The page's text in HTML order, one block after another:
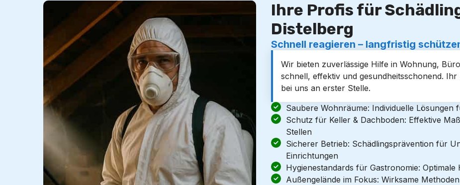
Ihre Profis für
Distelberg
Schnell reagieren – langfristig
Wir bieten zuverlässige Hilfe in Wohnung,
schnell, effektiv und gesundheitsschonend.
bei uns an erster Stelle.
Saubere Wohnräume: Individuelle
Schutz für Keller & Dachboden: Effektive
Stellen
Sicherer Betrieb: Schädlingsprävention für
Einrichtungen
Hygienestandards für Gastronomie:
Außengelände im Fokus: Wirksame